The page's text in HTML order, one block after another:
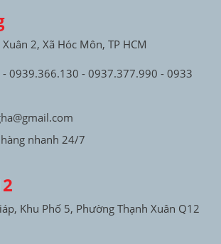
2, Xã Hóc Môn, TP HCM
0939.366.130 - 0937.377.990 - 0933
nhanh 24/7
Khu Phố 5, Phường Thạnh Xuân Q12